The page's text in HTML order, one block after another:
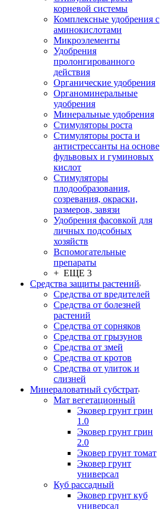
корневой системы
Комплексные удобрения с
аминокислотами
Микроэлементы
Удобрения
пролонгированного
действия
Органические удобрения
Органоминеральные
удобрения
Минеральные удобрения
Стимуляторы роста
Стимуляторы роста и
антистрессанты на основе
фульвовых и гуминовых
кислот
Стимуляторы
плодообразования,
созревания, окраски,
размеров, завязи
Удобрения фасовкой для
личных подсобных
хозяйств
Вспомогательные
препараты
+ ЕЩЕ 3
Средства защиты растений
Средства от вредителей
Средства от болезней
растений
Средства от сорняков
Средства от грызунов
Средства от змей
Средства от кротов
Средства от улиток и
слизней
Минераловатный субстрат
Мат вегетационный
Эковер грунт грин
1.0
Эковер грунт грин
2.0
Эковер грунт томат
Эковер грунт
универсал
Куб рассадный
Эковер грунт куб
универсал